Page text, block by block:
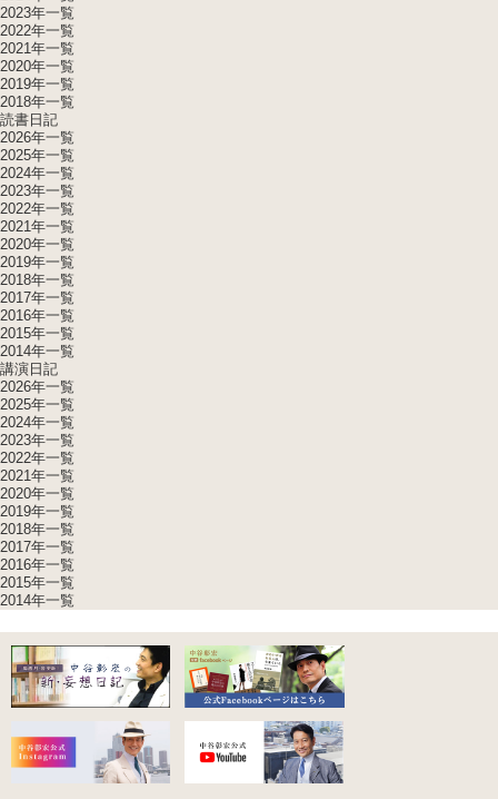
2023年一覧
2022年一覧
2021年一覧
2020年一覧
2019年一覧
2018年一覧
読書日記
2026年一覧
2025年一覧
2024年一覧
2023年一覧
2022年一覧
2021年一覧
2020年一覧
2019年一覧
2018年一覧
2017年一覧
2016年一覧
2015年一覧
2014年一覧
講演日記
2026年一覧
2025年一覧
2024年一覧
2023年一覧
2022年一覧
2021年一覧
2020年一覧
2019年一覧
2018年一覧
2017年一覧
2016年一覧
2015年一覧
2014年一覧